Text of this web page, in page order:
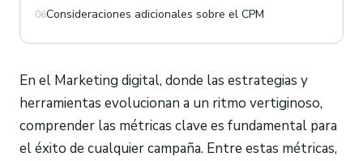
06Consideraciones adicionales sobre el CPM
En el Marketing digital, donde las estrategias y
herramientas evolucionan a un ritmo vertiginoso,
comprender las métricas clave es fundamental para
el éxito de cualquier campaña. Entre estas métricas,